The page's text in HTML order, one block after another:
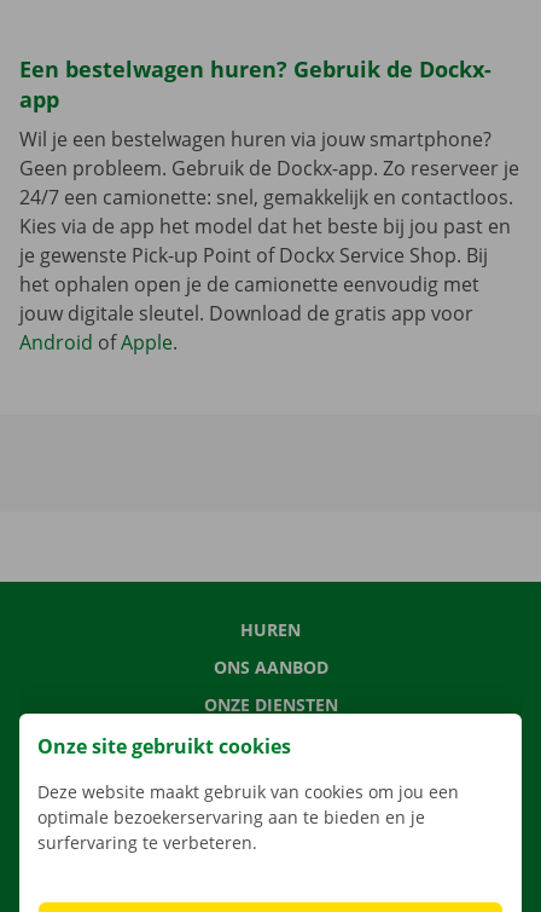
Een bestelwagen huren? Gebruik de Dockx-
app
Wil je een bestelwagen huren via jouw smartphone?
Geen probleem. Gebruik de Dockx-app. Zo reserveer je
24/7 een camionette: snel, gemakkelijk en contactloos.
Kies via de app het model dat het beste bij jou past en
je gewenste Pick-up Point of Dockx Service Shop. Bij
het ophalen open je de camionette eenvoudig met
jouw digitale sleutel. Download de gratis app voor
Android ofApple.
HUREN
ONS AANBOD
ONZE DIENSTEN
LOCATIES
APP
VERHUISOPLOSSINGEN
Onze site gebruikt cookies
Deze website maakt gebruik van cookies om jou een
optimale bezoekerservaring aan te bieden en je
surfervaring te verbeteren.